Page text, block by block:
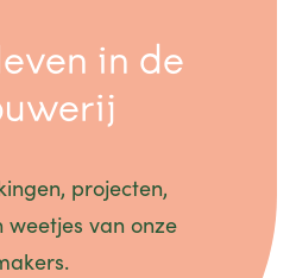
in de
projecten,
weetjes van onze